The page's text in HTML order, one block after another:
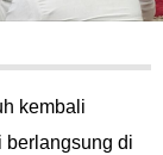
kembali
berlangsung di